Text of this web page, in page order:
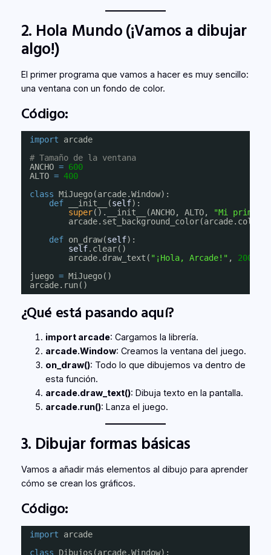
2. Hola Mundo (¡Vamos a dibujar
algo!)
El primer programa que vamos a hacer es muy sencillo:
una ventana con un fondo de color.
Código:
import
arcade
# Tamaño de la ventana
ANCHO = 600
ALTO = 400
class MiJuego(arcade.Window):
def
__init__(self):
super().__init__(ANCHO, ALTO,
"Mi primer
def on_draw(self):
self.clear()
arcade.draw_text( "¡Hola, Arcade!" , 200
juego = MiJuego()
arcade.run()
¿Qué está pasando aquí?
import arcade: Cargamos la librería.
arcade.Window: Creamos la ventana del juego.
on_draw(): Todo lo que dibujemos va dentro de
esta función.
arcade.draw_text(): Dibuja texto en la pantalla.
arcade.run(): Lanza el juego.
3. Dibujar formas básicas
Vamos a añadir más elementos al dibujo para aprender
cómo se crean los gráficos.
Código:
import
arcade
class
Dibujos(arcade.Window):